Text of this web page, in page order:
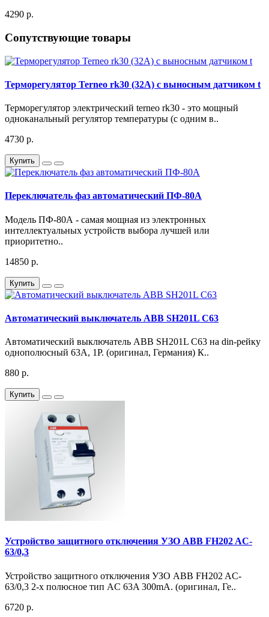
4290 р.
Сопутствующие товары
Терморегулятор Terneo rk30 (32А) с выносным датчиком t
Терморегулятор электрический terneo rk30 - это мощный
одноканальный регулятор температуры (с одним в..
4730 р.
Купить
Переключатель фаз автоматический ПФ-80А
Модель ПФ-80А - самая мощная из электронных
интеллектуальных устройств выбора лучшей или
приоритетно..
14850 р.
Купить
Автоматический выключатель ABB SH201L C63
Автоматический выключатель ABB SH201L C63 на din-рейку
однополюсный 63А, 1Р. (оригинал, Германия) К..
880 р.
Купить
Устройство защитного отключения УЗО ABB FH202 AC-
63/0,3
Устройство защитного отключения УЗО ABB FH202 AC-
63/0,3 2-х полюсное тип AC 63A 300mA. (оригинал, Ге..
6720 р.